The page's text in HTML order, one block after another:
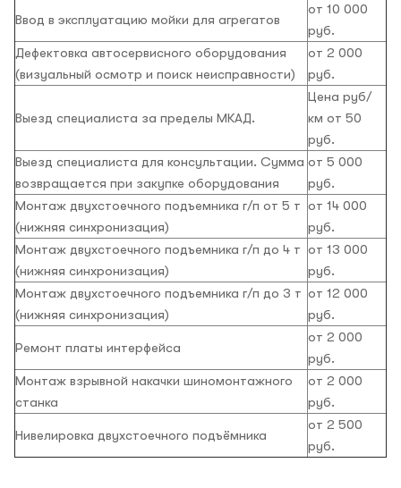
Ввод в эксплуатацию мойки для агрегатов
от 10 000
руб.
Дефектовка автосервисного оборудования
(визуальный осмотр и поиск неисправности)
от 2 000
руб.
Выезд специалиста за пределы МКАД.
Цена руб/
км от 50
руб.
Выезд специалиста для консультации. Сумма
возвращается при закупке оборудования
от 5 000
руб.
Монтаж двухстоечного подъемника г/п от 5 т
(нижняя синхронизация)
от 14 000
руб.
Монтаж двухстоечного подъемника г/п до 4 т
(нижняя синхронизация)
от 13 000
руб.
Монтаж двухстоечного подъемника г/п до 3 т
(нижняя синхронизация)
от 12 000
руб.
Ремонт платы интерфейса
от 2 000
руб.
Монтаж взрывной накачки шиномонтажного
станка
от 2 000
руб.
Нивелировка двухстоечного подъёмника
от 2 500
руб.